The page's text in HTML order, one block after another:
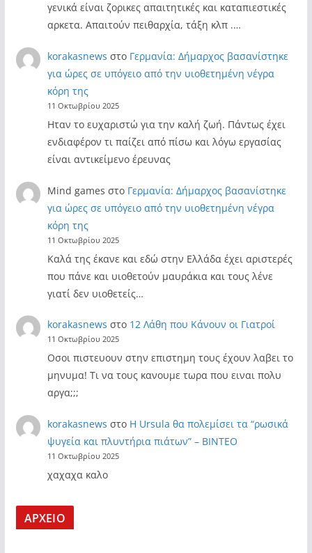
γενικά είναι ζορικες απαιτητικές και καταπιεστικές
αρκετα. Απαιτούν πειθαρχία, τάξη κλπ .…
korakasnews στο Γερμανία: Δήμαρχος βασανίστηκε
για ώρες σε υπόγειο από την υιοθετημένη νέγρα
κόρη της
11 Οκτωβρίου 2025
Ηταν το ευχαριστώ για την καλή ζωή. Πάντως έχει
ενδιαφέρον τι παίζει από πίσω και λόγω εργασίας
είναι αντικείμενο έρευνας
Mind games στο Γερμανία: Δήμαρχος βασανίστηκε
για ώρες σε υπόγειο από την υιοθετημένη νέγρα
κόρη της
11 Οκτωβρίου 2025
Καλά της έκανε και εδώ στην Ελλάδα έχει αριστερές
που πάνε και υιοθετούν μαυράκια και τους λένε
γιατί δεν υιοθετείς…
korakasnews στο 12 Λάθη που Κάνουν οι Γιατροί
11 Οκτωβρίου 2025
Οσοι πιστευουν στην επιστημη τους έχουν λαβει το
μηνυμα! Τι να τους κανουμε τωρα που ειναι πολυ
αργα;;;
korakasnews στο Η Ursula θα πολεμίσει τα “ρωσικά
ψυγεία και πλυντήρια πιάτων” – ΒΙΝΤΕΟ
11 Οκτωβρίου 2025
χαχαχα καλο
ΑΡΧΕΙΟ